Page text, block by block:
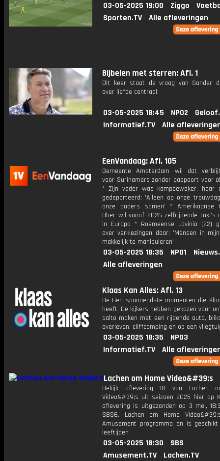
03-05-2025 19:00 Ziggo
Sporten.TV
Alle afleveringen
Bijbelen met sterren: Afl. 1
Dit keer staat de vraag van Sander
over liefde centraal.
03-05-2025 18:45 NPO2
Informatief.TV
Alle
EenVandaag: Afl. 105
Gemeente Amsterdam wil dat
voor Surinamers zonder paspoort voor
* Zijn vader was kampbewaker, haar
gedeporteerd: 'Alleen op onze
onze ouders samen' * Amerikaanse
Uber wil vanaf 2026 zelfrijdende taxi's
in Europa * Roemeense Lavinia (22)
over verkiezingen daar: 'Mensen in
makkelijk te manipuleren'
03-05-2025 18:35 NPO1
Alle afleveringen
Klaas Kan Alles: Afl. 13
De tien spannendste momenten die
heeft. De kijkers hebben gekozen voor
salto maken met een rijdende auto,
overleven, cliffcamping en op een
03-05-2025 18:35
NPO3
Informatief.TV
Alle
Lachen om Home Video&#39;s
Bekijk aflevering 18 van Lachen
Video&#39;s uit seizoen 2025 hier op
aflevering is uitgezonden op 3 mei,
SBS6. Lachen om Home
Amusement programma en is
leeftijden
03-05-2025 18:30
SBS
Amusement.TV
Lachen.TV